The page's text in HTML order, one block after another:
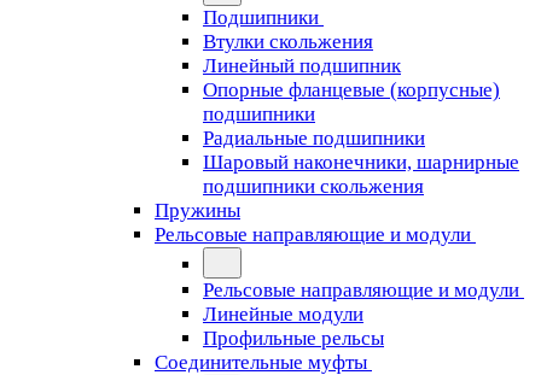
Подшипники
Втулки скольжения
Линейный подшипник
Опорные фланцевые (корпусные)
подшипники
Радиальные подшипники
Шаровый наконечники, шарнирные
подшипники скольжения
Пружины
Рельсовые направляющие и модули
Рельсовые направляющие и модули
Линейные модули
Профильные рельсы
Соединительные муфты